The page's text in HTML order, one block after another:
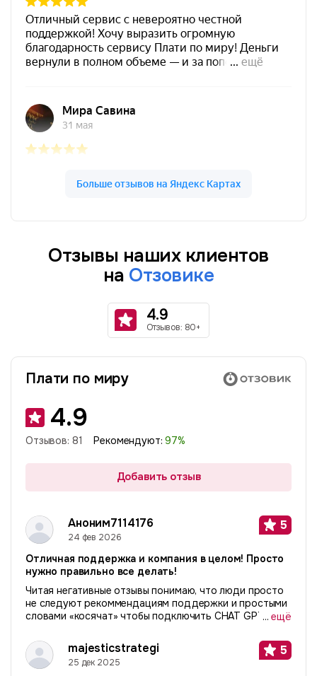
Отзывы наших клиентов
на Отзовике
4.9
Отзывов: 80+
Плати по миру
4.9
Отзывов: 81 Рекомендуют:97%
Добавить отзыв
Аноним7114176
24 фев 2026
5
Отличная поддержка и компания в целом! Просто
нужно правильно все делать!
Читая негативные отзывы понимаю, что люди просто
не следуют рекоммендациям поддержки и простыми
словами «косячат» чтобы подключить CHAT GPT или
«счастье». Расскажу свою историю. Я живу за
рубежом...
...ещё
majesticstrategi
25 дек 2025
5